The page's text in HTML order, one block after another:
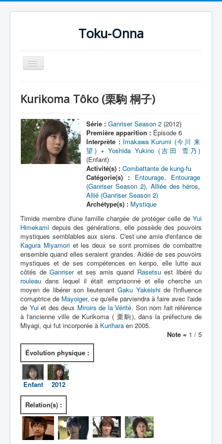
Toku-Onna
Basculer
la
Toku-Actrices
Toku-Critiques
Séries
Films
Lexique
Tetsujin Ganriser Season 2 (鉄神
ガンライザー シーズン 2) = Dieu de
fer Ganriser Saison 2
Série
Personnages
Objets
Épisodes
Chronologie
Références
Superhéros
Entourage
Plus Cruelle Armée de Rasetsu
Kurikoma Tôko (栗駒 桐子)
Série : Ganriser Season 2 (2012)
Première apparition : Épisode 6
Interprète : Imakawa Kurumi (今川 来
望)+Yoshida Yukino (吉田 雪乃)
(Enfant)
Activité(s) : Combattante de kung-fu
Catégorie(s) : Entourage, Entourage
(Ganriser Season 2), Alliée des héros,
Allié (Ganriser Season 2)
Archétype(s) : Mystique
Timide membre d'une famille chargée de protéger celle de Yui
Himekami depuis des générations, elle possède des pouvoirs
mystiques semblables aux siens. C'est une amie d'enfance de
Kagura Miyamoriet les deux se sont promises de combattre
ensemble quand elles seraient grandes. Aidée de ses pouvoirs
mystiques et de ses compétences en kenpo, elle lutte aux
côtés de Ganriseret ses amis quand Rasetsuest libéré du
rouleau dans lequel il était emprisonné et elle cherche un
moyen de libérer son lieutenantGaku Yakeishide l'influence
corruptrice de Mayoiger, ce qu'elle parviendra à faire avec l'aide
de Yuiet des deux Miroirs de la Vérité. Son nom fait référence
à l'ancienne ville de Kurikoma ( 栗駒), dans la préfecture de
Miyagi, qui fut incorporée à Kurihara en 2005.
Note = 1 / 5
Évolution physique :
Enfant 2012
Relation(s) :